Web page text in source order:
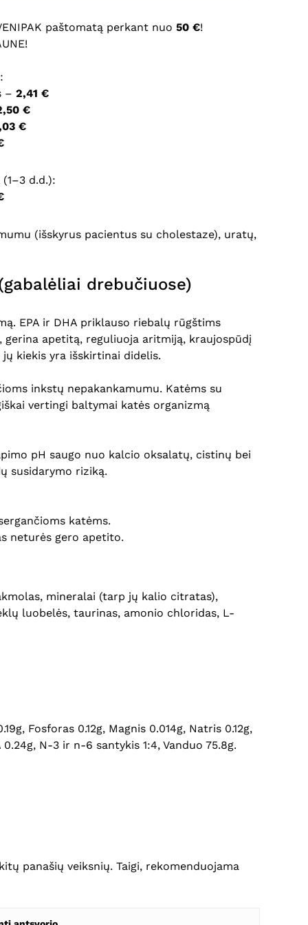
paštomatą perkant nuo 50 €!
– 2,41 €
€
€
d.d.):
(išskyrus pacientus su cholestaze), uratų,
drebučiuose)
EPA ir DHA priklauso riebalų rūgštims
gerina apetitą, reguliuoja aritmiją, kraujospūdį
kiekis yra išskirtinai didelis.
inkstų nepakankamumu. Katėms su
vertingi baltymai katės organizmą
pH saugo nuo kalcio oksalatų, cistinų bei
susidarymo riziką.
katėms.
neturės gero apetito.
mineralai (tarp jų kalio citratas),
luobelės, taurinas, amonio chloridas, L-
Fosforas 0.12g, Magnis 0.014g, Natris 0.12g,
N-3 ir n-6 santykis 1:4, Vanduo 75.8g.
panašių veiksnių. Taigi, rekomenduojama
išsaugoti vardą, el. pašto adresą ir interneto
iš naujo, kai kitą kartą vėl norėsiu parašyti